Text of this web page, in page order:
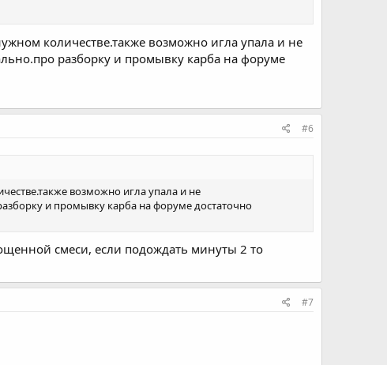
количестве.также возможно игла упала и не
разборку и промывку карба на форуме
#6
возможно игла упала и не
и промывку карба на форуме достаточно
смеси, если подождать минуты 2 то
#7